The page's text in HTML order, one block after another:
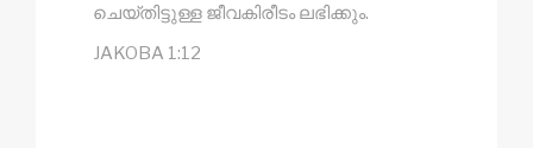
ചെയ്തിട്ടുള്ള ജീവകിരീടം ലഭിക്കും.
JAKOBA 1:12